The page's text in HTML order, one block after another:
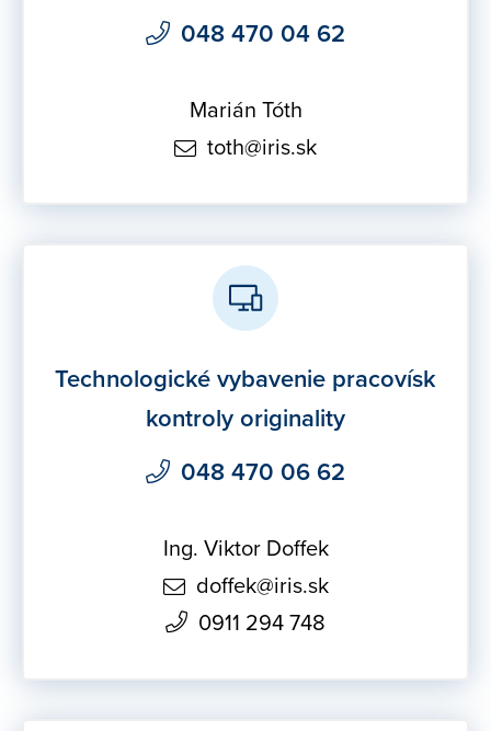
048 470 04 62
Marián Tóth
toth@iris.sk
Technologické vybavenie pracovísk
kontroly originality
048 470 06 62
Ing. Viktor Doffek
doffek@iris.sk
0911 294 748